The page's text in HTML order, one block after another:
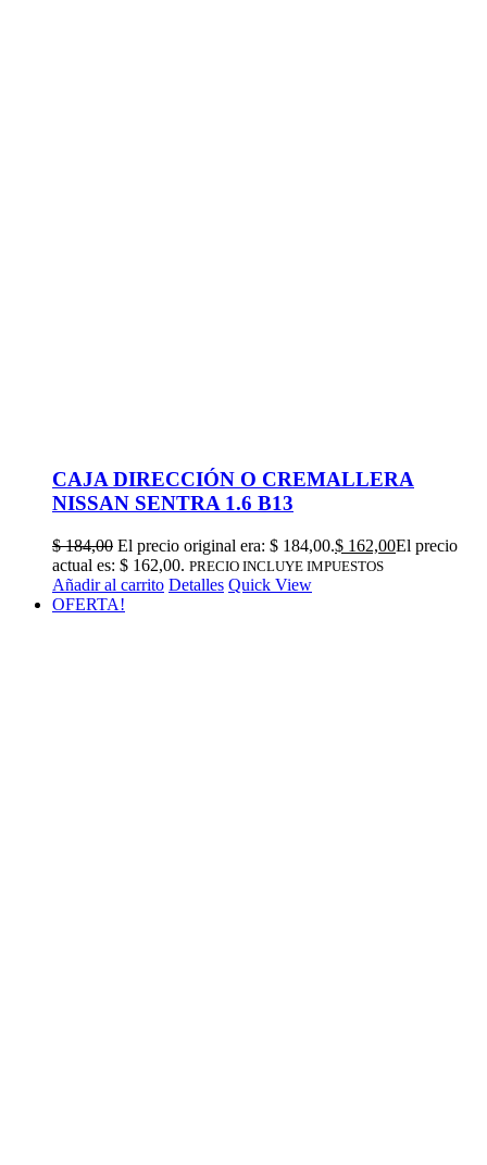
CAJA DIRECCIÓN O CREMALLERA
NISSAN SENTRA 1.6 B13
$184,00 El precio original era: $ 184,00.$ 162,00El precio
actual es: $ 162,00. PRECIO INCLUYE IMPUESTOS
Añadir al carrito Detalles Quick View
OFERTA!